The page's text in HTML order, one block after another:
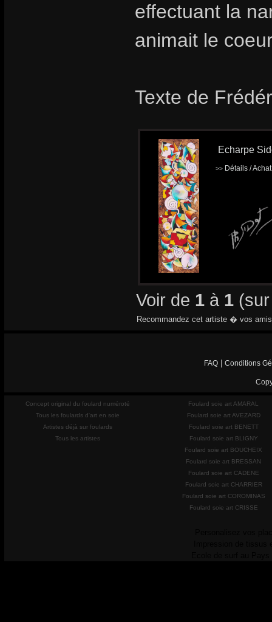
effectuant la
animait le
Texte de
Echarpe
>> Détails /
Voir de 1 à 1
Recommandez cet artiste � vos
FAQ Conditions
Concept original du foulard numéroté
Tous les foulards d'art en soie
Artistes déjà sur foulards
Tous les artistes
Foulard soie art AMARAL
Foulard soie art AVEZARD
Foulard soie art BENETT
Foulard soie art BLIGNY
Foulard soie art BOUCHEIX
Foulard soie art BRESSAN
Foulard soie art CADENE
Foulard soie art CHARRIER
Foulard soie art COROMINAS
Foulard soie art CRISSE